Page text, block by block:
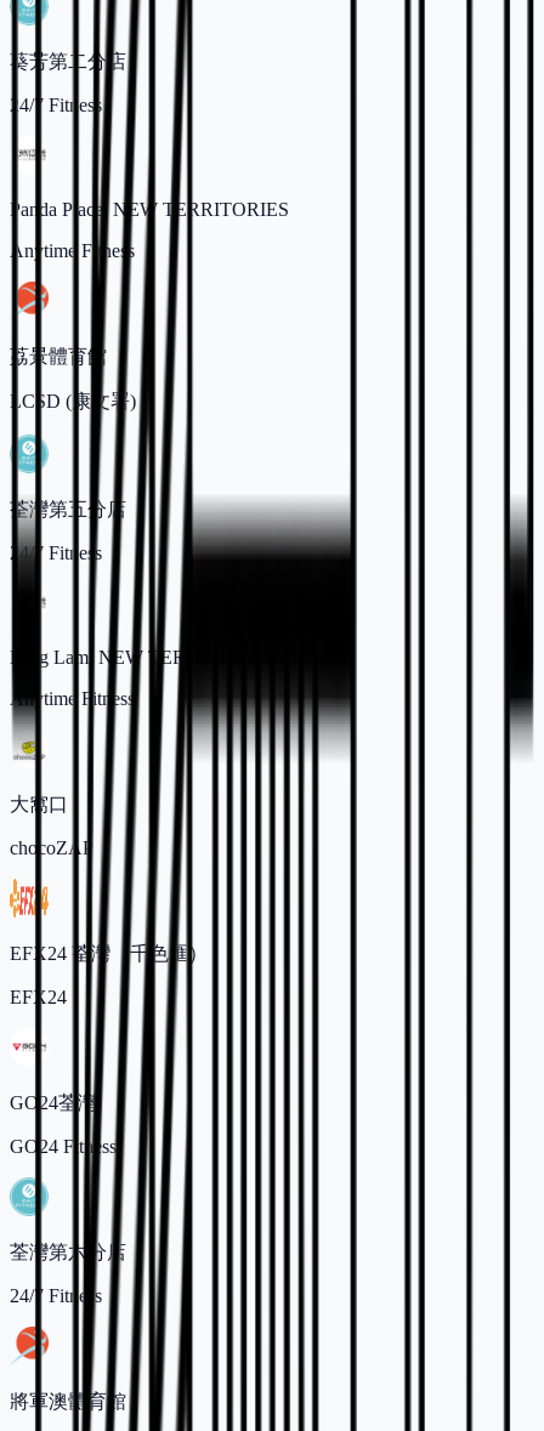
葵芳第二分店
24/7 Fitness
Panda Place, NEW TERRITORIES
Anytime Fitness
荔景體育館
LCSD (康文署)
荃灣第五分店
24/7 Fitness
King Lam, NEW TERRITORIES
Anytime Fitness
大窩口
chocoZAP
EFX24 荃灣（千色匯）
EFX24
GO24荃灣
GO24 Fitness
荃灣第六分店
24/7 Fitness
將軍澳體育館